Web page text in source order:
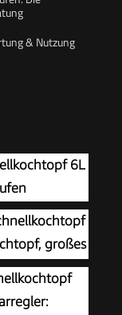
& Nutzung
6L
großes
Edelstahl